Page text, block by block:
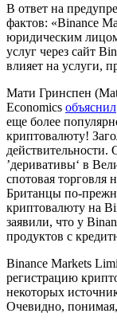
В ответ на
фактов: «Binance
юридическим
услуг через сайт
влияет на услуги,
Мати Гринспен
Economics объяснил
еще более
криптовалюту!
действительности.
’деривативы‘ в
спотовая торговля
Британцы по-
криптовалюту на
заявили, что у
продуктов с
Binance Markets
регистрацию
некоторых
Очевидно,